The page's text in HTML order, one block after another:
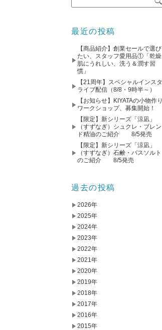
最近の投稿
【商品紹介】創業セールで選び
たい、スタッフ愛用品①「乾燥
肌にうれしい、洗う＆潤す習
慣」
【21周年】スペシャルインスタ
ライブ配信（8/8・9時半～）
【お知らせ】KIYATAの小物作り
ワークショップ、募集開始！
【限定】新シリーズ「涼凪」
（すずなぎ）シュクレ・ブレン
ド精油のご紹介 8/5発売
【限定】新シリーズ「涼凪」
（すずなぎ）石鹸・バスソルト
のご紹介 8/5発売
過去の投稿
2026年
2025年
2024年
2023年
2022年
2021年
2020年
2019年
2018年
2017年
2016年
2015年